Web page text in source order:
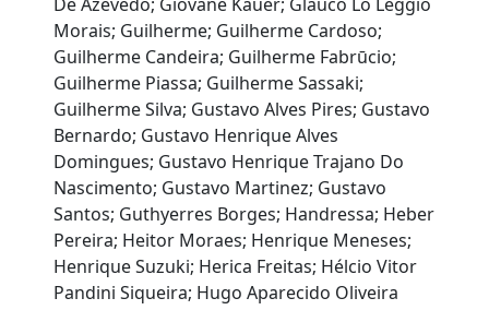
Morais; Guilherme; Guilherme Cardoso;
Guilherme Candeira; Guilherme Fabrūcio;
Guilherme Piassa; Guilherme Sassaki;
Guilherme Silva; Gustavo Alves Pires; Gustavo
Bernardo; Gustavo Henrique Alves
Domingues; Gustavo Henrique Trajano Do
Nascimento; Gustavo Martinez; Gustavo
Santos; Guthyerres Borges; Handressa; Heber
Pereira; Heitor Moraes; Henrique Meneses;
Henrique Suzuki; Herica Freitas; Hélcio Vitor
Pandini Siqueira; Hugo Aparecido Oliveira